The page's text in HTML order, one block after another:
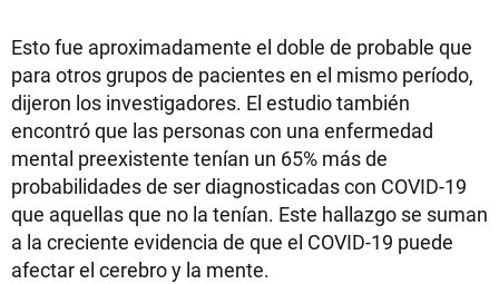
Esto fue aproximadamente el doble de probable que
para otros grupos de pacientes en el mismo período,
dijeron los investigadores. El estudio también
encontró que las personas con una enfermedad
mental preexistente tenían un 65% más de
probabilidades de ser diagnosticadas con COVID-19
que aquellas que no la tenían. Este hallazgo se suman
a la creciente evidencia de que el COVID-19 puede
afectar el cerebro y la mente.